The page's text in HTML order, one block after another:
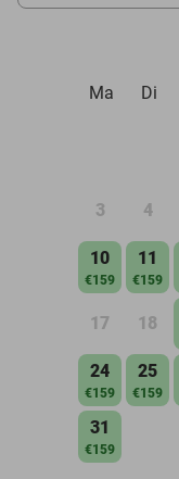
Ma
Di
3 4
10
€159
11
€159
17 18
24
€159
25
€159
31
€159